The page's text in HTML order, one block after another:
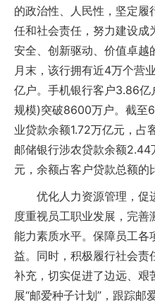
的政治性、人民性，坚定
任和社会责任，努力建设成
安全、创新驱动、价值卓越
月末，该行拥有近4万个营
亿户。手机银行客户3.86
规模)突破8600万户。截至
业贷款余额1.72万亿元，占
邮储银行涉农贷款余额
元，余额占客户贷款总额的
优化人力资源管理，促
度重视员工职业发展，完
能力素质水平。保障员工各
益。同时，积极履行社会责
补充，切实促进了边远、艰
展“邮爱种子计划”，跟踪邮